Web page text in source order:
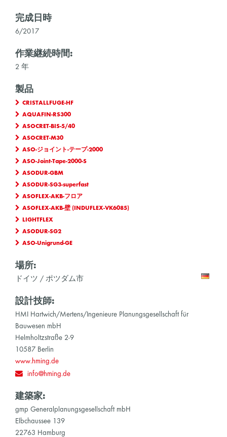
完成日時
6/2017
作業継続時間:
2 年
製品
CRISTALLFUGE-HF
AQUAFIN-RS300
ASOCRET-BIS-5/40
ASOCRET-M30
ASO-ジョイント-テープ-2000
ASO-Joint-Tape-2000-S
ASODUR-GBM
ASODUR-SG3-superfast
ASOFLEX-AKB-フロア
ASOFLEX-AKB-壁 (INDUFLEX-VK6085)
LIGHTFLEX
ASODUR-SG2
ASO-Unigrund-GE
場所:
ドイツ / ポツダム市
設計技師:
HMI Hartwich/Mertens/Ingenieure Planungsgesellschaft für
Bauwesen mbH
Helmholtzstraße 2-9
10587 Berlin
www.hming.de
info@hming.de
建築家:
gmp Generalplanungsgesellschaft mbH
Elbchaussee 139
22763 Hamburg